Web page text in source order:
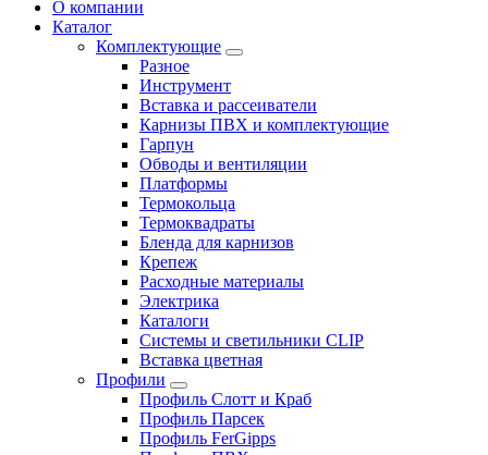
О компании
Каталог
Комплектующие
Разное
Инструмент
Вставка и рассеиватели
Карнизы ПВХ и комплектующие
Гарпун
Обводы и вентиляции
Платформы
Термокольца
Термоквадраты
Бленда для карнизов
Крепеж
Расходные материалы
Электрика
Каталоги
Системы и светильники CLIP
Вставка цветная
Профили
Профиль Слотт и Краб
Профиль Парсек
Профиль FerGipps